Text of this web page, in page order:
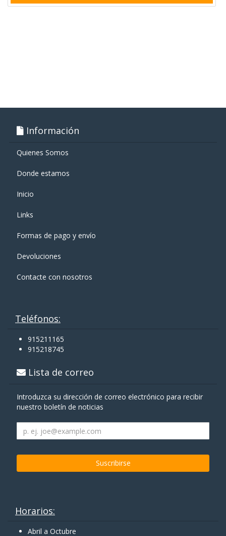
Información
Quienes Somos
Donde estamos
Inicio
Links
Formas de pago y enví­o
Devoluciones
Contacte con nosotros
Teléfonos:
915211165
915218745
Lista de correo
Introduzca su dirección de correo electrónico para recibir
nuestro boletín de noticias
Horarios:
Abril a Octubre